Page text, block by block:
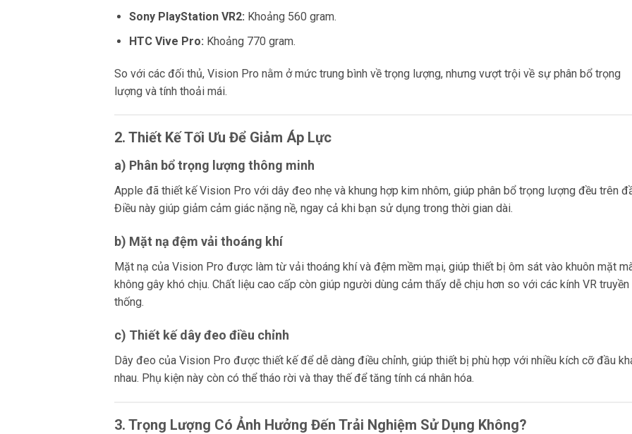
Sony PlayStation VR2: Khoảng 560 gram.
HTC Vive Pro: Khoảng 770 gram.
So với các đối thủ, Vision Pro nằm ở mức trung bình về trọng lượng, nhưng vượt trội về sự phân bổ trọng
lượng và tính thoải mái.
2. Thiết Kế Tối Ưu Để Giảm Áp Lực
a) Phân bổ trọng lượng thông minh
Apple đã thiết kế Vision Pro với dây đeo nhẹ và khung hợp kim nhôm, giúp phân bổ trọng lượng đều trên
Điều này giúp giảm cảm giác nặng nề, ngay cả khi bạn sử dụng trong thời gian dài.
b) Mặt nạ đệm vải thoáng khí
Mặt nạ của Vision Pro được làm từ vải thoáng khí và đệm mềm mại, giúp thiết bị ôm sát vào khuôn mặt
không gây khó chịu. Chất liệu cao cấp còn giúp người dùng cảm thấy dễ chịu hơn so với các kính VR truyền
thống.
c) Thiết kế dây đeo điều chỉnh
Dây đeo của Vision Pro được thiết kế để dễ dàng điều chỉnh, giúp thiết bị phù hợp với nhiều kích cỡ đầu
nhau. Phụ kiện này còn có thể tháo rời và thay thế để tăng tính cá nhân hóa.
3. Trọng Lượng Có Ảnh Hưởng Đến Trải Nghiệm Sử Dụng Không?